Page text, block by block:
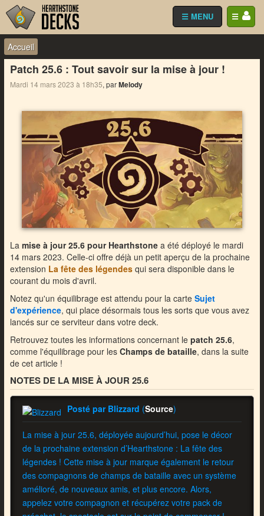
☰
☰ MENU
Accueil
Patch 25.6 : Tout savoir sur la mise à jour !
Mardi 14 mars 2023 à 18h35, parMelody
La mise à jour 25.6 pour Hearthstonea été déployé le mardi
14 mars 2023. Celle-ci offre déjà un petit aperçu de la prochaine
extension La fête des légendesqui sera disponible dans le
courant du mois d'avril.
Notez qu'un équilibrage est attendu pour la carte Sujet
d'expérience, qui place désormais tous les sorts que vous avez
lancés sur ce serviteur dans votre deck.
Retrouvez toutes les informations concernant le patch 25.6,
comme l'équilibrage pour les Champs de bataille, dans la suite
de cet article !
NOTES DE LA MISE À JOUR 25.6
Posté par Blizzard (Source)
La mise à jour 25.6, déployée aujourd’hui, pose le décor
de la prochaine extension d’Hearthstone : La fête des
légendes ! Cette mise à jour marque également le retour
des compagnons de champs de bataille avec un système
amélioré, de nouveaux amis, et plus encore. Alors,
appelez votre compagnon et récupérez votre pack de